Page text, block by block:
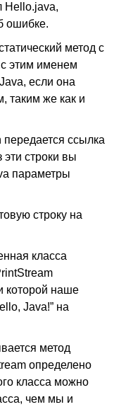
Hello.java,
ошибке.
метод с
этим именем
если она
таким же как и
ссылка
эти строки вы
параметры
строку на
класса
которой наше
Java!” на
метод
определено
класса можно
чем мы и